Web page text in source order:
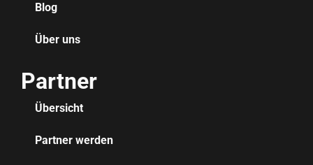
Blog
Über uns
Partner
Übersicht
Partner werden